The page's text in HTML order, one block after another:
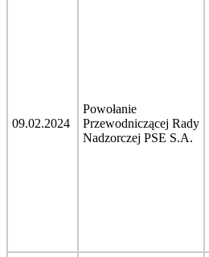
09.02.2024
Powołanie
Przewodniczącej Rady
Nadzorczej PSE S.A.